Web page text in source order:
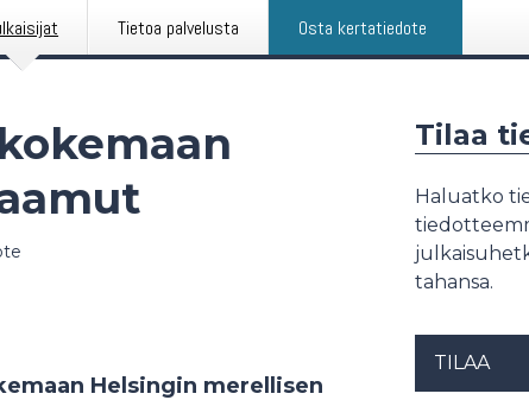
Tietoa palvelusta Osta kertatiedote
Helsingin merellisen
Tilaa
Haluatko
tahansa.
TILAA